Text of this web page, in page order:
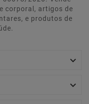
corporal, artigos de
e produtos de

